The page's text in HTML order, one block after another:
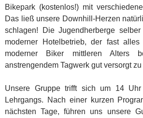
Bikepark (kostenlos!) mit
Das ließ unsere Downhill-Herzen
schlagen! Die Jugendherberge
moderner Hotelbetrieb, der fast
moderner Biker mittleren Alters
anstrengendem Tagwerk gut versorgt zu
Unsere Gruppe trifft sich um 14
Lehrgangs. Nach einer kurzen
nächsten Tage, führen uns unsere